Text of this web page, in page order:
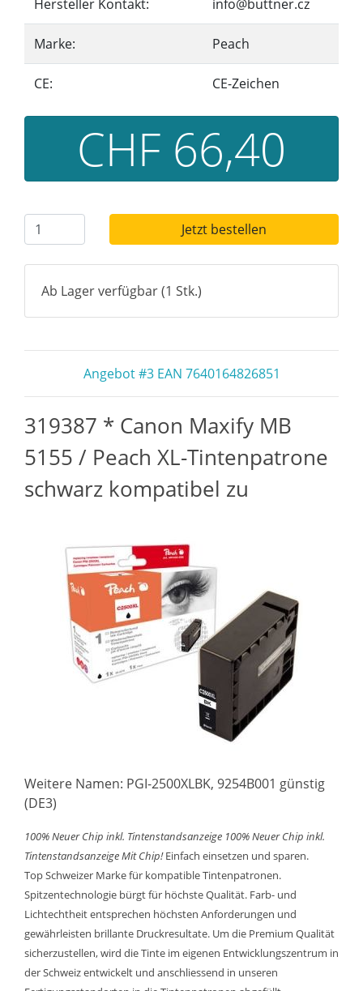
Hersteller Kontakt: info@buttner.cz
Marke: Peach
CE: CE-Zeichen
CHF 66,40
Jetzt bestellen
Ab Lager verfügbar (1 Stk.)
Angebot #3 EAN 7640164826851
319387 * Canon Maxify MB
5155 / Peach XL-Tintenpatrone
schwarz kompatibel zu
Weitere Namen: PGI-2500XLBK, 9254B001 günstig
(DE3)
100% Neuer Chip inkl. Tintenstandsanzeige 100% Neuer Chip inkl.
TintenstandsanzeigeMit Chip!Einfach einsetzen und sparen.
Top Schweizer Marke für kompatible Tintenpatronen.
Spitzentechnologie bürgt für höchste Qualität. Farb- und
Lichtechtheit entsprechen höchsten Anforderungen und
gewährleisten brillante Druckresultate. Um die Premium Qualität
sicherzustellen, wird die Tinte im eigenen Entwicklungszentrum in
der Schweiz entwickelt und anschliessend in unseren